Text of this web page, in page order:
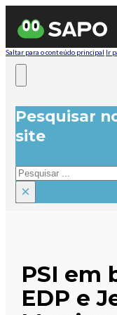
Saltar para o conteúdo principal Ir
Pesquisar
site
Pesquisar
×
PSI em
EDP e